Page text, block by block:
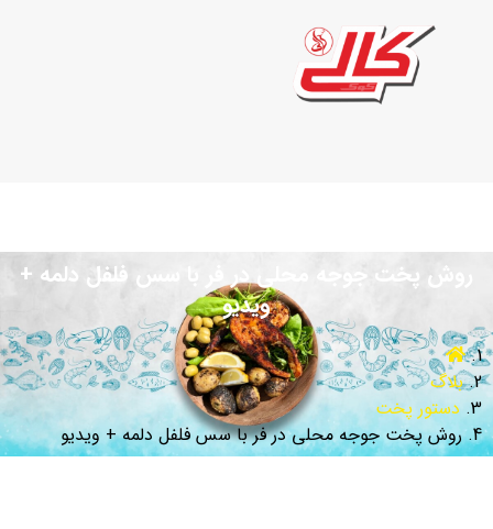
روش پخت جوجه محلی در فر با سس فلفل دلمه‌ +
ویدیو
بلاگ
دستور پخت
روش پخت جوجه محلی در فر با سس فلفل دلمه‌ + ویدیو